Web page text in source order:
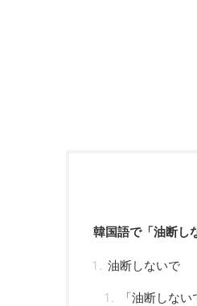
韓国語で「油断し
油断しないで
「油断しな